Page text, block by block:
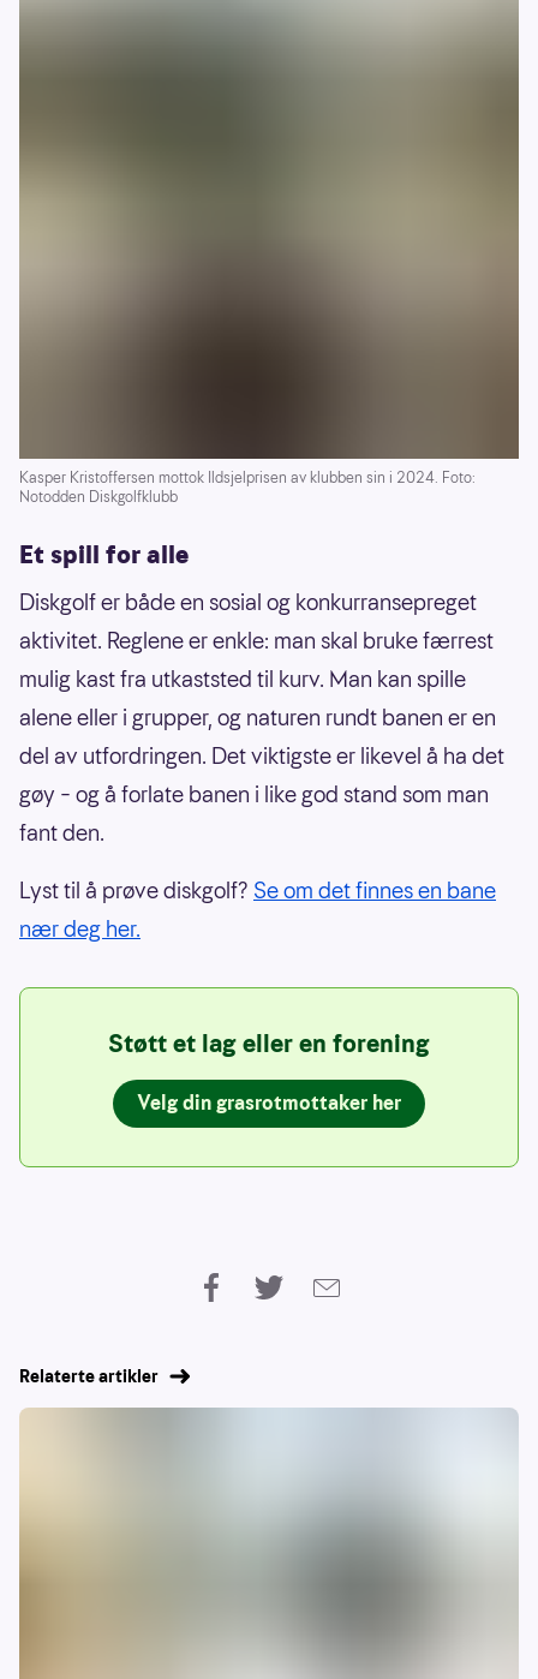
Kasper Kristoffersen mottok Ildsjelprisen av klubben sin i 2024. Foto:
Notodden Diskgolfklubb
Et spill for alle
Diskgolf er både en sosial og konkurransepreget
aktivitet. Reglene er enkle: man skal bruke færrest
mulig kast fra utkaststed til kurv. Man kan spille
alene eller i grupper, og naturen rundt banen er en
del av utfordringen. Det viktigste er likevel å ha det
gøy – og å forlate banen i like god stand som man
fant den.
Lyst til å prøve diskgolf? Se om det finnes en bane
nær deg her.
Støtt et lag eller en forening
Velg din grasrotmottaker her
Relaterte artikler